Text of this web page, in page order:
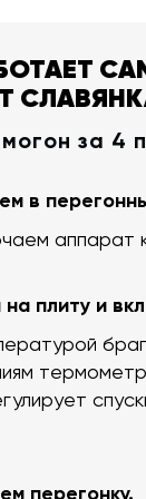
за 4
в
аппарат
на плиту и
перегонку.